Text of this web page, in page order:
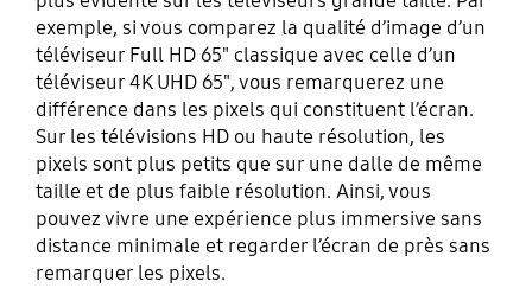
exemple, si vous comparez la qualité d’image d’un
téléviseur Full HD 65" classique avec celle d’un
téléviseur 4K UHD 65", vous remarquerez une
différence dans les pixels qui constituent l’écran.
Sur les télévisions HD ou haute résolution, les
pixels sont plus petits que sur une dalle de même
taille et de plus faible résolution. Ainsi, vous
pouvez vivre une expérience plus immersive sans
distance minimale et regarder l’écran de près sans
remarquer les pixels.